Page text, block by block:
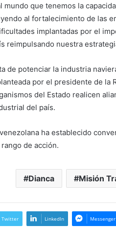
mundo que tenemos la
al fortalecimiento de las
implantadas por el
reimpulsando nuestra
de potenciar la industria
por el presidente de la
del Estado realicen
del país.
ha establecido
de acción.
Dianca Misión
Twitter LinkedIn Messenger